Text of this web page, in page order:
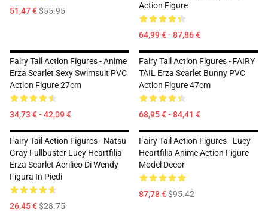
51,47 €$55.95
Action Figure
64,99 € - 87,86 €
Fairy Tail Action Figures - Anime
Erza Scarlet Sexy Swimsuit PVC
Action Figure 27cm
34,73 € - 42,09 €
Fairy Tail Action Figures - FAIRY
TAIL Erza Scarlet Bunny PVC
Action Figure 47cm
68,95 € - 84,41 €
Fairy Tail Action Figures - Natsu
Gray Fullbuster Lucy Heartfilia
Erza Scarlet Acrilico Di Wendy
Figura In Piedi
26,45 €$28.75
Fairy Tail Action Figures - Lucy
Heartfilia Anime Action Figure
Model Decor
87,78 €$95.42